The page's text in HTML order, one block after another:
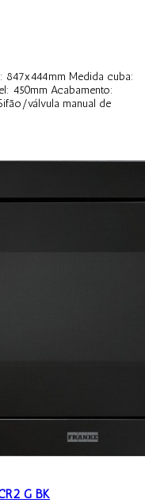
847x444mm Medida cuba:
450mm Acabamento:
válvula manual de
G BK